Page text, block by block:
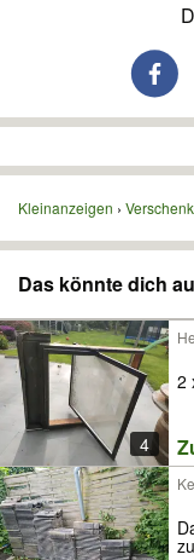
Kleinanzeigen
Das könnte dich
4
2